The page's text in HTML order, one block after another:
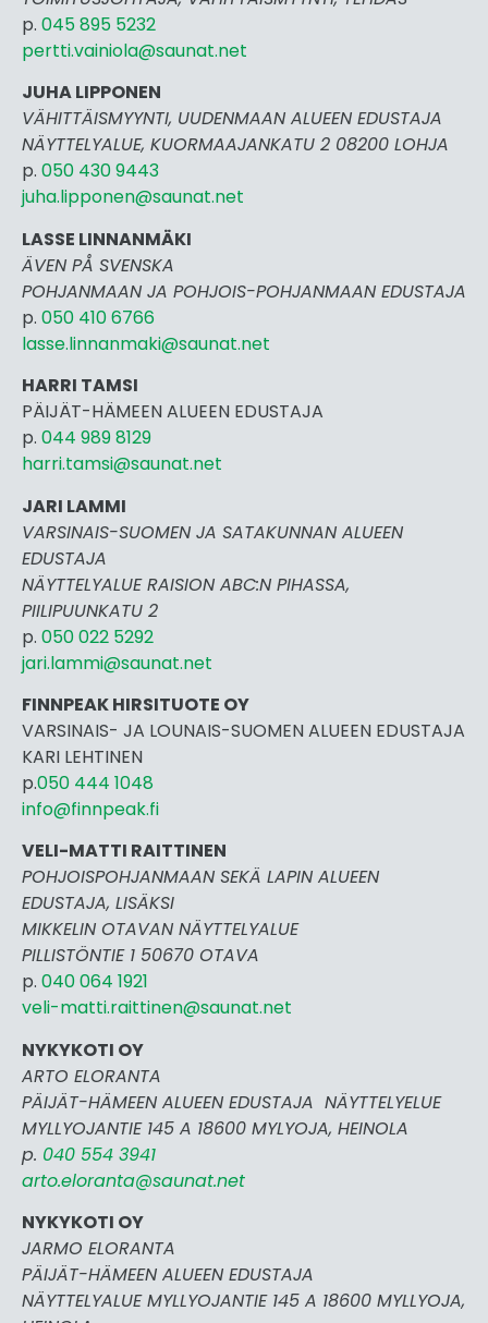
p. 045 895 5232
pertti.vainiola@saunat.net
JUHA LIPPONEN
VÄHITTÄISMYYNTI, UUDENMAAN ALUEEN EDUSTAJA
NÄYTTELYALUE, KUORMAAJANKATU 2 08200 LOHJA
p. 050 430 9443
juha.lipponen@saunat.net
LASSE LINNANMÄKI
ÄVEN PÅ SVENSKA
POHJANMAAN JA POHJOIS-POHJANMAAN EDUSTAJA
p. 050 410 6766
lasse.linnanmaki@saunat.net
HARRI TAMSI
PÄIJÄT-HÄMEEN ALUEEN EDUSTAJA
p. 044 989 8129
harri.tamsi@saunat.net
JARI LAMMI
VARSINAIS-SUOMEN JA SATAKUNNAN ALUEEN
EDUSTAJA
NÄYTTELYALUE RAISION ABC:N PIHASSA,
PIILIPUUNKATU 2
p. 050 022 5292
jari.lammi@saunat.net
FINNPEAK HIRSITUOTE OY
VARSINAIS- JA LOUNAIS-SUOMEN ALUEEN EDUSTAJA
KARI LEHTINEN
p.050 444 1048
info@finnpeak.fi
VELI-MATTI RAITTINEN
POHJOISPOHJANMAAN SEKÄ LAPIN ALUEEN
EDUSTAJA, LISÄKSI
MIKKELIN OTAVAN NÄYTTELYALUE
PILLISTÖNTIE 1 50670 OTAVA
p. 040 064 1921
veli-matti.raittinen@saunat.net
NYKYKOTI OY
ARTO ELORANTA
PÄIJÄT-HÄMEEN ALUEEN EDUSTAJA NÄYTTELYELUE
MYLLYOJANTIE 145 A 18600 MYLYOJA, HEINOLA
p. 040 554 3941
arto.eloranta@saunat.net
NYKYKOTI OY
JARMO ELORANTA
PÄIJÄT-HÄMEEN ALUEEN EDUSTAJA
NÄYTTELYALUE MYLLYOJANTIE 145 A 18600 MYLLYOJA,